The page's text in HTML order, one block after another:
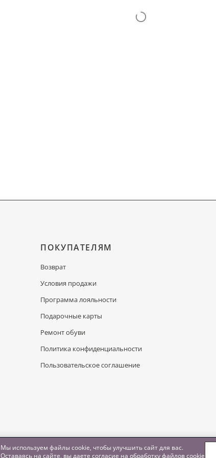
ПОКУПАТЕЛЯМ
Возврат
Условия продажи
Программа лояльности
Подарочные карты
Ремонт обуви
Политика конфиденциальности
Пользовательское соглашение
Мы используем файлы cookie, чтобы улучшить сайт для вас.
Оставаясь на сайте, вы даете согласие на обработкуфайлов cookie